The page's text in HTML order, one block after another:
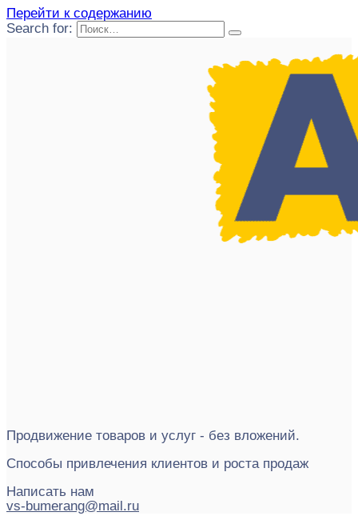
Перейти к содержанию
Search for:
Продвижение товаров и услуг - без вложений.
Способы привлечения клиентов и роста продаж
Написать нам
vs-bumerang@mail.ru